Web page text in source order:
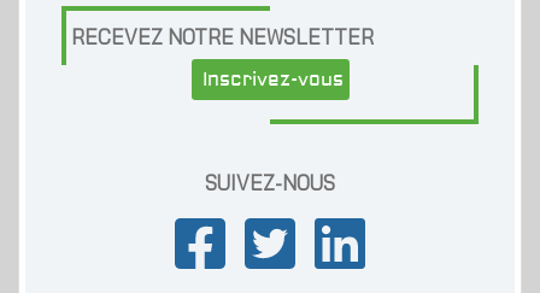
RECEVEZ NOTRE NEWSLETTER
Inscrivez-vous
SUIVEZ-NOUS